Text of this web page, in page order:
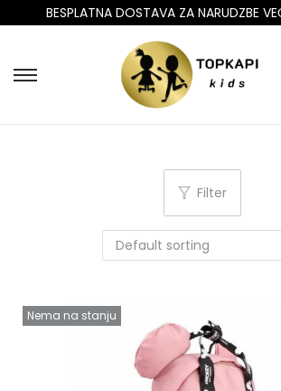
BESPLATNA DOSTAVA ZA NARUDZBE
Filter
Nema na stanju